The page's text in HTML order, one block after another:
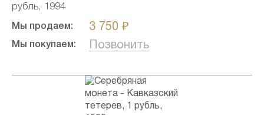
рубль, 1994
Мы продаем: 3 750 ₽
Мы покупаем: Позвонить